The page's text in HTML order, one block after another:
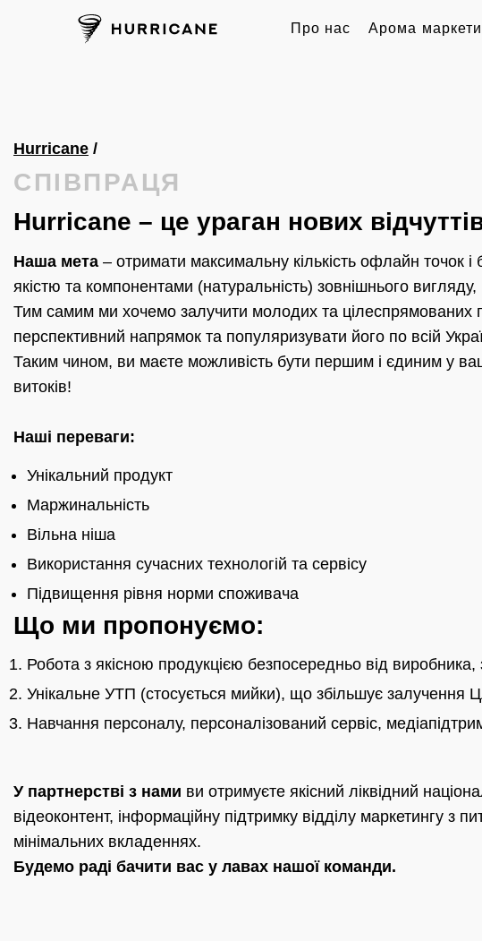
Про нас Арома
Hurricane /
СПIВПРАЦЯ
Hurricane – це ураган нових
Наша мета – отримати максимальну кількість офлайн точок
якістю та компонентами (натуральність) зовнішнього вигляду,
Тим самим ми хочемо залучити молодих та цілеспрямованих
перспективний напрямок та популяризувати його по всій
Таким чином, ви маєте можливість бути першим і єдиним у
витоків!
Наші переваги:
Унікальний продукт
Маржинальність
Вільна ніша
Використання сучасних технологій та сервісу
Підвищення рівня норми споживача
Що ми пропонуємо:
Робота з якісною продукцією безпосередньо від
Унікальне УТП (стосується мийки), що збільшує залучення
Навчання персоналу, персоналізований сервіс,
У партнерстві з нами ви отримуєте якісний ліквідний
відеоконтент, інформаційну підтримку відділу маркетингу
мінімальних вкладеннях.
Будемо раді бачити вас у лавах нашої команди.